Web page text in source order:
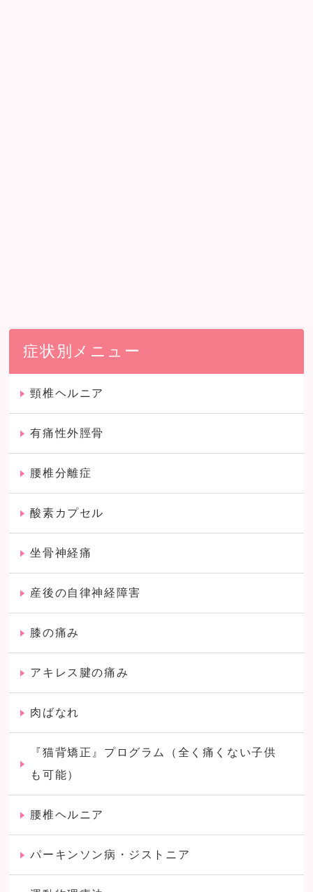
症状別メニュー
頸椎ヘルニア
有痛性外脛骨
腰椎分離症
酸素カプセル
坐骨神経痛
産後の自律神経障害
膝の痛み
アキレス腱の痛み
肉ばなれ
『猫背矯正』プログラム（全く痛くない子供
も可能）
腰椎ヘルニア
パーキンソン病・ジストニア